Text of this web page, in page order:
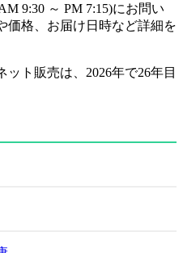
9:30 ～ PM 7:15)にお問い
価格、お届け日時など詳細を
ト販売は、2026年で26年目